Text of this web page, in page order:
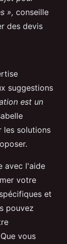
», conseille
des devis
suggestions
est un
les solutions
avec l'aide
votre
et
pouvez
vous